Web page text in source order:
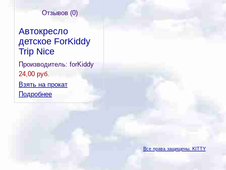
Отзывов (0)
Автокресло
детское ForKiddy
Trip Nice
Производитель: forKiddy
24,00 руб.
Взять на прокат
Подробнее
Все права защищены. KITTY